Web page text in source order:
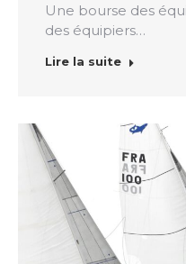
Une bourse des
des équipiers…
Lire la suite